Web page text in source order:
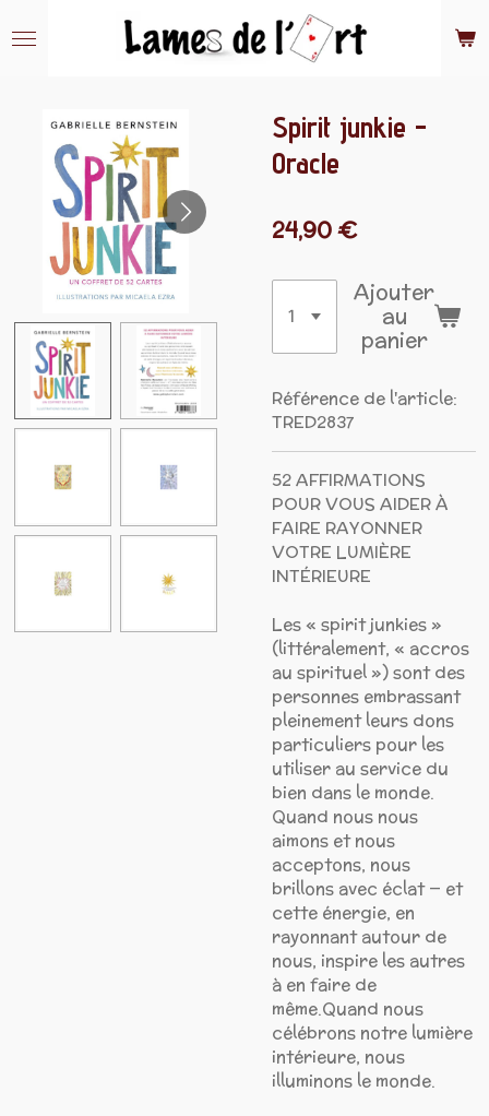
au
Spirit junkie -
Oracle
24,90 €
Ajouter
au
panier
Référence de l'article:
TRED2837
52 AFFIRMATIONS
POUR VOUS AIDER À
FAIRE RAYONNER
VOTRE LUMIÈRE
INTÉRIEURE
Les « spirit junkies »
(littéralement, « accros
au spirituel ») sont des
personnes embrassant
pleinement leurs dons
particuliers pour les
utiliser au service du
bien dans le monde.
Quand nous nous
aimons et nous
acceptons, nous
brillons avec éclat — et
cette énergie, en
rayonnant autour de
nous, inspire les autres
à en faire de
même.Quand nous
célébrons notre lumière
intérieure, nous
illuminons le monde.